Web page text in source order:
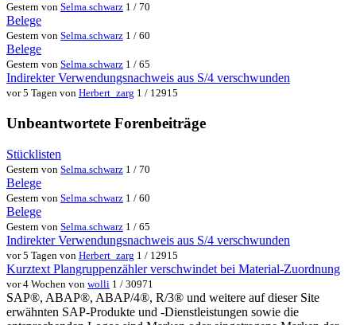
Gestern von Selma.schwarz 1 / 70
Belege
Gestern von Selma.schwarz 1 / 60
Belege
Gestern von Selma.schwarz 1 / 65
Indirekter Verwendungsnachweis aus S/4 verschwunden
vor 5 Tagen von Herbert_zarg 1 / 12915
Unbeantwortete Forenbeiträge
Stücklisten
Gestern von Selma.schwarz 1 / 70
Belege
Gestern von Selma.schwarz 1 / 60
Belege
Gestern von Selma.schwarz 1 / 65
Indirekter Verwendungsnachweis aus S/4 verschwunden
vor 5 Tagen von Herbert_zarg 1 / 12915
Kurztext Plangruppenzähler verschwindet bei Material-Zuordnung
vor 4 Wochen von wolli 1 / 30971
SAP®, ABAP®, ABAP/4®, R/3® und weitere auf dieser Site
erwähnten SAP-Produkte und -Dienstleistungen sowie die